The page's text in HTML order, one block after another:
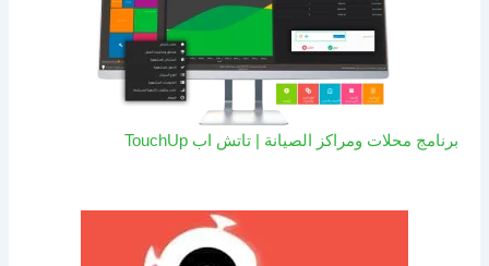
برنامج محلات ومراكز الصيانة | تاتش اب TouchUp